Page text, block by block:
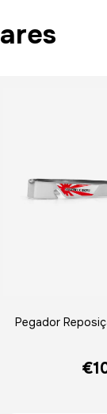
Pegador